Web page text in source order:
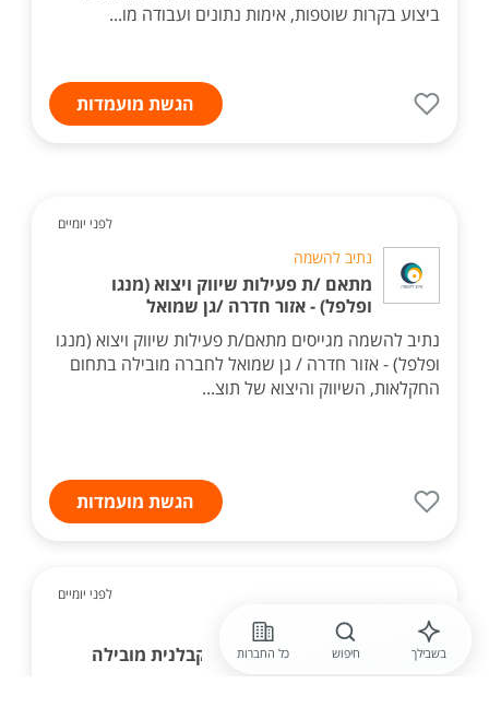
ביצוע בקרות שוטפות, אימות נתונים ועבודה מו...
הגשת מועמדות
לפני יומיים
נתיב להשמה
מתאם /ת פעילות שיווק ויצוא (מנגו
ופלפל) - אזור חדרה /גן שמואל
נתיב להשמה מגייסים מתאם/ת פעילות שיווק ויצוא (מנגו
ופלפל) - אזור חדרה / גן שמואל לחברה מובילה בתחום
החקלאות, השיווק והיצוא של תוצ...
הגשת מועמדות
לפני יומיים
קבוצת CivilEng
רכז רכש לחברה יזמית-קבלנית מובילה
בשבילך חיפוש כל החברות